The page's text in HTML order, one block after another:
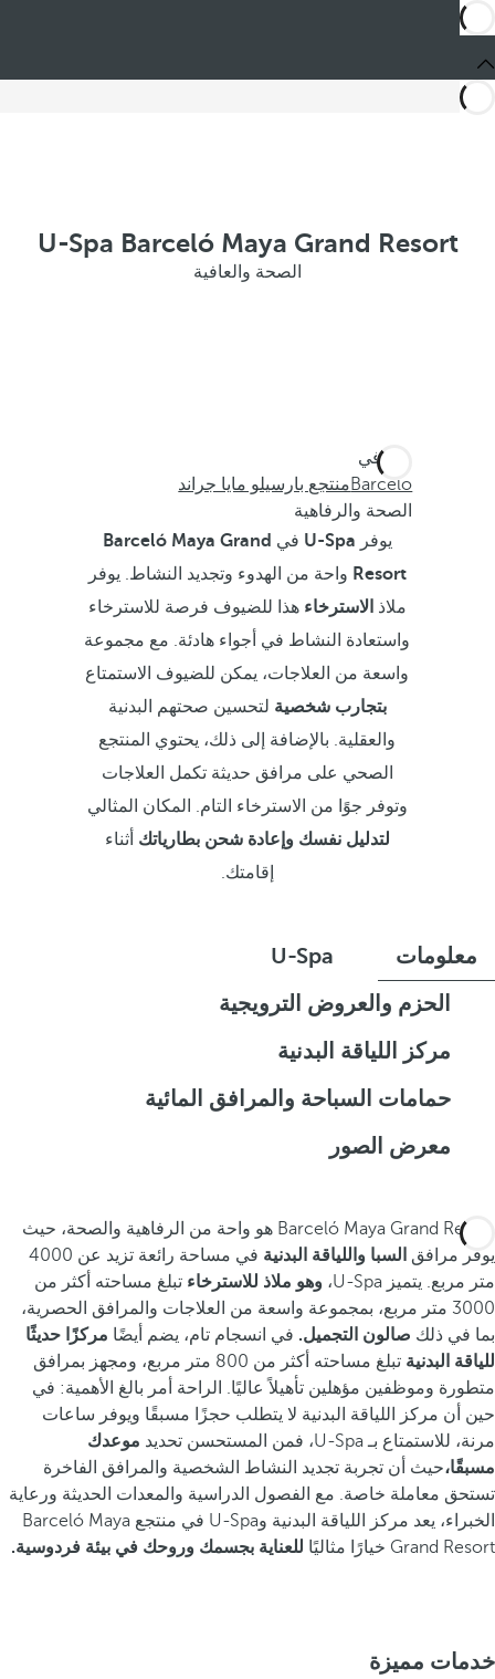
U-Spa Barceló Maya Grand Resort
الصحة والعافية
أنت في
Barcelóمنتجع بارسيلو مايا جراند
الصحة والرفاهية
يوفر
في Barceló Maya Grand
Resort واحة من الهدوء وتجديد النشاط. يوفر
ملاذ الاسترخاء هذا للضيوف فرصة للاسترخاء
واستعادة النشاط في أجواء هادئة. مع مجموعة
واسعة من العلاجات، يمكن للضيوف الاستمتاع
بتجارب شخصية لتحسين صحتهم البدنية
والعقلية. بالإضافة إلى ذلك، يحتوي المنتجع
الصحي على مرافق حديثة تكمل العلاجات
وتوفر جوًا من الاسترخاء التام. المكان المثالي
لتدليل نفسك وإعادة شحن بطارياتك أثناء
إقامتك.
معلومات
U-Spa
الحزم والعروض الترويجية
مركز اللياقة البدنية
حمامات السباحة والمرافق المائية
معرض الصور
Barceló Maya Grand Resort هو واحة من الرفاهية والصحة، حيث
يوفر مرافق السبا واللياقة البدنية
في مساحة رائعة تزيد عن 4000
متر مربع. يتميز U-Spa،
وهو ملاذ للاسترخاء تبلغ مساحته أكثر من
3000 متر مربع، بمجموعة واسعة من العلاجات والمرافق الحصرية،
بما في ذلك صالون التجميل. في انسجام تام، يضم أيضًا مركزًا حديثًا
للياقة البدنية
تبلغ مساحته أكثر من 800 متر مربع، ومجهز بمرافق
متطورة وموظفين مؤهلين تأهيلاً عاليًا. الراحة أمر بالغ الأهمية: في
حين أن مركز اللياقة البدنية لا يتطلب حجزًا مسبقًا ويوفر ساعات
مرنة، للاستمتاع بـ U-Spa، فمن المستحسن تحديد
موعدك
مسبقًا،حيث أن تجربة تجديد النشاط الشخصية والمرافق الفاخرة
تستحق معاملة خاصة. مع الفصول الدراسية والمعدات الحديثة ورعاية
الخبراء، يعد مركز اللياقة البدنية وU-Spa في منتجع Barceló Maya
Grand Resort خيارًا مثاليًا
للعناية بجسمك وروحك في بيئة فردوسية.
خدمات مميزة